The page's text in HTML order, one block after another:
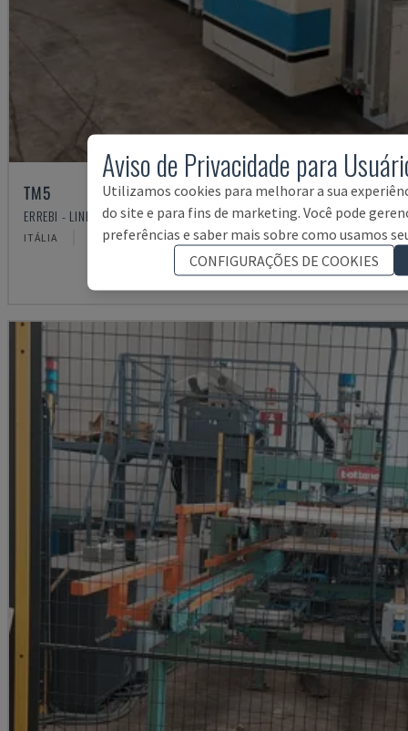
TM5
ERREBI - LINHA DE PRODUÇÃO COMPLETA (MADEIRA)
ITÁLIA 2000
Aviso de Privacidade para
Utilizamos cookies para melhorar a sua
do site e para fins de marketing. Você pode
preferências e saber mais sobre como usamos
CONFIGURAÇÕES DE COOKIES